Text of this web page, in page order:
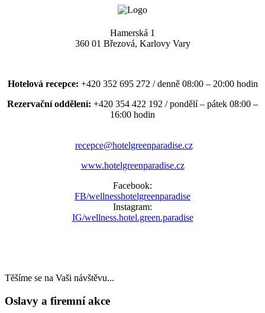
Hamerská 1
360 01 Březová, Karlovy Vary
Hotelová recepce: +420 352 695 272 / denně 08:00 – 20:00 hodin
Rezervační oddělení: +420 354 422 192 / pondělí – pátek 08:00 –
16:00 hodin
recepce@hotelgreenparadise.cz
www.hotelgreenparadise.cz
Facebook:
FB/wellnesshotelgreenparadise
Instagram:
IG/wellness.hotel.green.paradise
Těšíme se na Vaši návštěvu...
Oslavy a firemní akce